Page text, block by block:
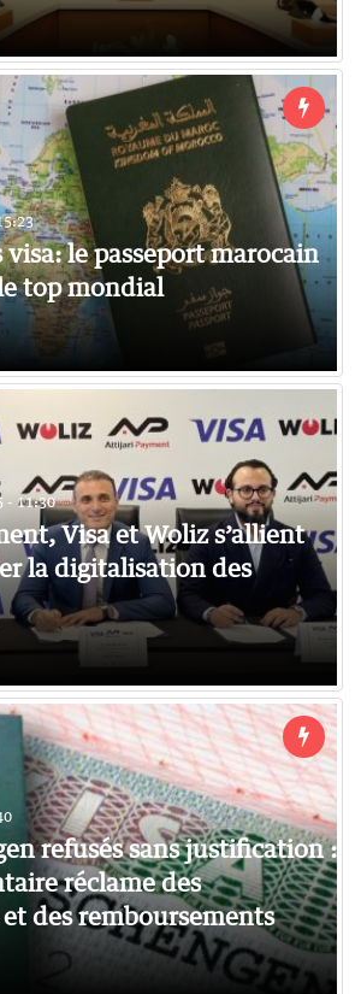
visa: le passeport marocain
top mondial
- 11:30
Visa et Woliz s’allient
la digitalisation des
refusés sans justification :
réclame des
des remboursements